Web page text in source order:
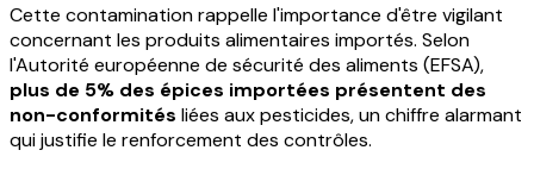
Cette contamination rappelle l'importance d'être vigilant
concernant les produits alimentaires importés. Selon
l'Autorité européenne de sécurité des aliments (EFSA),
plus de 5% des épices importées présentent des
non-conformités liées aux pesticides, un chiffre alarmant
qui justifie le renforcement des contrôles.